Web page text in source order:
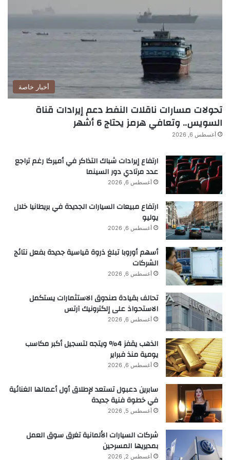
أخبار خاصة
تحولات مسارات ناقلات النفط دعم إيرادات قناة
السويس.. وتعافي هرمز يحتاج 6 أشهر
أغسطس 6, 2026
ارتفاع إيرادات شباك التذاكر في أميركا رغم تراجع
عدد مرتادي دور السينما
أغسطس 6, 2026
ارتفاع مبيعات السيارات الجديدة في بريطانيا خلال
يوليو
أغسطس 6, 2026
أسهم أوروبا تبلغ ذروة قياسية جديدة بفعل نتائج
الشركات
أغسطس 6, 2026
تحالف بقيادة صندوق الاستثمارات يستكمل
الاستحواذ على إلكترونيك آرتس
أغسطس 6, 2026
الذهب يقفز 4% ويتجه لتسجيل أكبر مكاسب
يومية منذ فبراير
أغسطس 6, 2026
سابرين دعبول تستعد لإطلاق أول أعمالها الغنائية
في خطوة فنية جديدة
أغسطس 5, 2026
شركات السيارات الألمانية تغرق سوق العمل
بمديريها المسرحين
أغسطس 2, 2026